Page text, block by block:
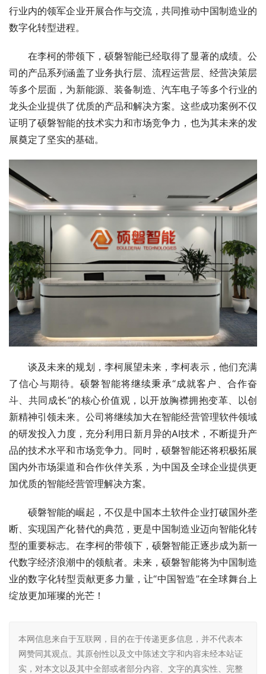
行业内的领军企业开展合作与交流，共同推动中国制造业的
数字化转型进程。
在李柯的带领下，硕磐智能已经取得了显著的成绩。公
司的产品系列涵盖了业务执行层、流程运营层、经营决策层
等多个层面，为新能源、装备制造、汽车电子等多个行业的
龙头企业提供了优质的产品和解决方案。这些成功案例不仅
证明了硕磐智能的技术实力和市场竞争力，也为其未来的发
展奠定了坚实的基础。
谈及未来的规划，李柯展望未来，李柯表示，他们充满
了信心与期待。硕磐智能将继续秉承“成就客户、合作奋
斗、共同成长”的核心价值观，以开放胸襟拥抱变革、以创
新精神引领未来。公司将继续加大在智能经营管理软件领域
的研发投入力度，充分利用日新月异的AI技术，不断提升产
品的技术水平和市场竞争力。同时，硕磐智能还将积极拓展
国内外市场渠道和合作伙伴关系，为中国及全球企业提供更
加优质的智能经营管理解决方案。
硕磐智能的崛起，不仅是中国本土软件企业打破国外垄
断、实现国产化替代的典范，更是中国制造业迈向智能化转
型的重要标志。在李柯的带领下，硕磐智能正逐步成为新一
代数字经济浪潮中的领航者。未来，硕磐智能将为中国制造
业的数字化转型贡献更多力量，让“中国智造”在全球舞台上
绽放更加璀璨的光芒！
本网信息来自于互联网，目的在于传递更多信息，并不代表本
网赞同其观点。其原创性以及文中陈述文字和内容未经本站证
实，对本文以及其中全部或者部分内容、文字的真实性、完整